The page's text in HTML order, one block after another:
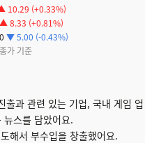
10.29 (+0.33%)
▲ 8.33 (+0.81%)
▼ 5.00 (-0.43%)
가 기준
출과 관련 있는 기업, 국내 게임 업
스를 담았어요.
해서 부수입을 창출했어요.